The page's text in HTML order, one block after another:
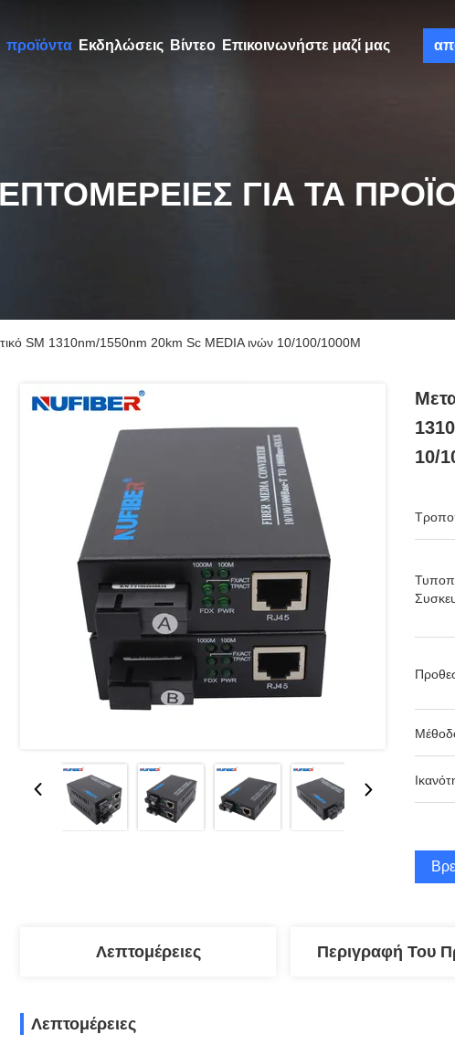
προϊόντα Εκδηλώσεις Βίντεο Επικοινωνήστε μαζί μας
ΓΙΑ ΤΑ
SM 1310nm/1550nm 20km Sc MEDIA ινών 10/100/1000M
10/
Λεπτομέρειες Περιγραφή Του
Λεπτομέρειες